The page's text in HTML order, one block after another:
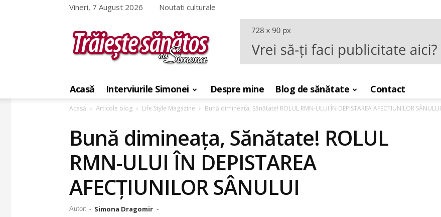
Vineri, 7 August 2026 Noutati culturale
sanatos
Simona
Acasă Interviurile Simonei Despre mine Blog de sănătate Contact
Acasă Articole blog Life Style Magazine Bună dimineața, Sănătate! ROLUL RMN-ULUI ÎN DEPISTAREA AFECȚIUNILOR SÂNULUI
Bună dimineața, Sănătate! ROLUL
RMN-ULUI ÎN DEPISTAREA
AFECȚIUNILOR SÂNULUI
Autor: - Simona Dragomir -